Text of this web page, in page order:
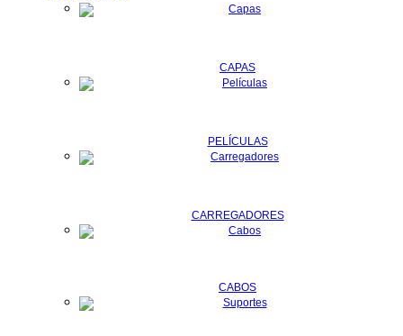
CAPAS
PELÍCULAS
CARREGADORES
CABOS